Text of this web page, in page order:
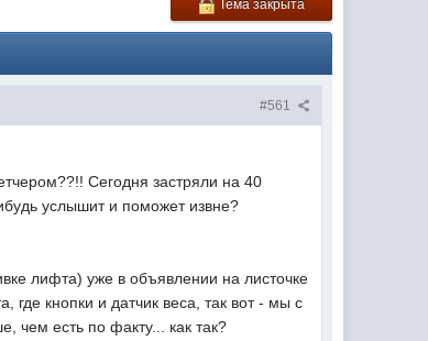
Тема закрыта
#561
Сегодня застряли на 40
услышит и поможет извне?
лифта) уже в объявлении на листочке
где кнопки и датчик веса, так вот - мы с
чем есть по факту... как так?